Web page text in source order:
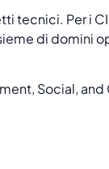
tecnici. Per i
di domini